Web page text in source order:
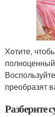
Хотите,
преобразят
Разберите